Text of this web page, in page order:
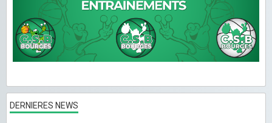
DERNIERES NEWS